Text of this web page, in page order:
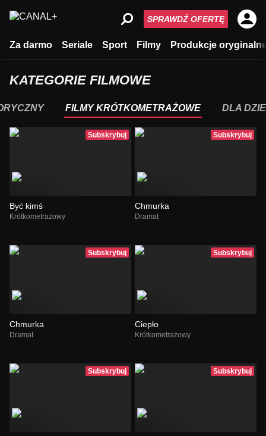
Za darmo Seriale Sport Filmy Produkcje
SPRAWDŹ OFERTĘ
KATEGORIE FILMOWE
FILMY KRÓTKOMETRAŻOWE DLA
Subskrybuj
Być kimś
Krótkometrażowy
Subskrybuj
Chmurka
Dramat
Subskrybuj
Chmurka
Dramat
Subskrybuj
Ciepło
Krótkometrażowy
Subskrybuj Subskrybuj